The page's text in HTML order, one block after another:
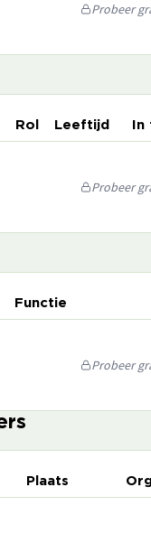
Probeer
Rol Leeftijd
Probeer
Functie
Probeer
Plaats